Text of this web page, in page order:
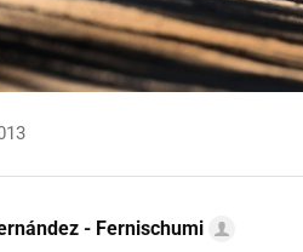
- Fernischumi